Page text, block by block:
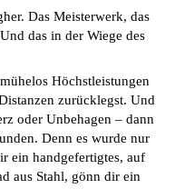
Das Meisterwerk, das
das in der Wiege des
Höchstleistungen
zurücklegst. Und
oder Unbehagen – dann
Denn es wurde nur
ein handgefertigtes, auf
aus Stahl, gönn dir ein